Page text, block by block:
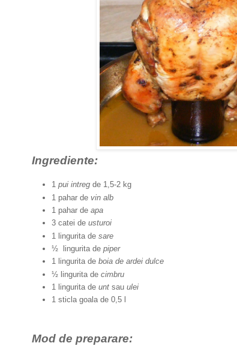
Ingrediente:
1 pui intreg de 1,5-2 kg
1 pahar de vin alb
1 pahar de apa
3 catei de usturoi
1 lingurita de sare
½ lingurita de piper
1 lingurita de boia de ardei dulce
½ lingurita de cimbru
1 lingurita de unt sau ulei
1 sticla goala de 0,5 l
Mod de preparare: